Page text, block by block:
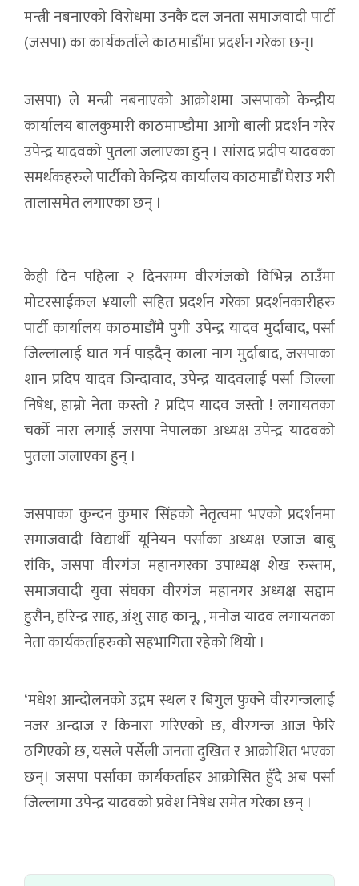
मन्त्री नबनाएको विरोधमा उनकै दल जनता समाजवादी पार्टी
(जसपा) का कार्यकर्ताले काठमाडौंमा प्रदर्शन गरेका छन्।
जसपा) ले मन्त्री नबनाएको आक्रोशमा जसपाको केन्द्रीय
कार्यालय बालकुमारी काठमाण्डौमा आगो बाली प्रदर्शन गरेर
उपेन्द्र यादवको पुतला जलाएका हुन् । सांसद प्रदीप यादवका
समर्थकहरुले पार्टीको केन्द्रिय कार्यालय काठमाडौं घेराउ गरी
तालासमेत लगाएका छन् ।
केही दिन पहिला २ दिनसम्म वीरगंजको विभिन्न ठाउँमा
मोटरसाईकल ¥याली सहित प्रदर्शन गरेका प्रदर्शनकारीहरु
पार्टी कार्यालय काठमाडौंमै पुगी उपेन्द्र यादव मुर्दाबाद, पर्सा
जिल्लालाई घात गर्न पाइदैन् काला नाग मुर्दाबाद, जसपाका
शान प्रदिप यादव जिन्दावाद, उपेन्द्र यादवलाई पर्सा जिल्ला
निषेध, हाम्रो नेता कस्तो ? प्रदिप यादव जस्तो ! लगायतका
चर्को नारा लगाई जसपा नेपालका अध्यक्ष उपेन्द्र यादवको
पुतला जलाएका हुन् ।
जसपाका कुन्दन कुमार सिंहको नेतृत्वमा भएको प्रदर्शनमा
समाजवादी विद्यार्थी यूनियन पर्साका अध्यक्ष एजाज बाबु
रांकि, जसपा वीरगंज महानगरका उपाध्यक्ष शेख रुस्तम,
समाजवादी युवा संघका वीरगंज महानगर अध्यक्ष सद्दाम
हुसैन, हरिन्द्र साह, अंशु साह कानू, , मनोज यादव लगायतका
नेता कार्यकर्ताहरुको सहभागिता रहेको थियो ।
‘मधेश आन्दोलनको उद्गम स्थल र बिगुल फुक्ने वीरगन्जलाई
नजर अन्दाज र किनारा गरिएको छ, वीरगन्ज आज फेरि
ठगिएको छ, यसले पर्सेली जनता दुखित र आक्रोशित भएका
छन्। जसपा पर्साका कार्यकर्ताहर आक्रोसित हुँदै अब पर्सा
जिल्लामा उपेन्द्र यादवको प्रवेश निषेध समेत गरेका छन् ।